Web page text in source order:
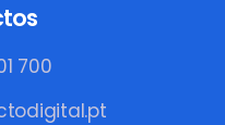
700